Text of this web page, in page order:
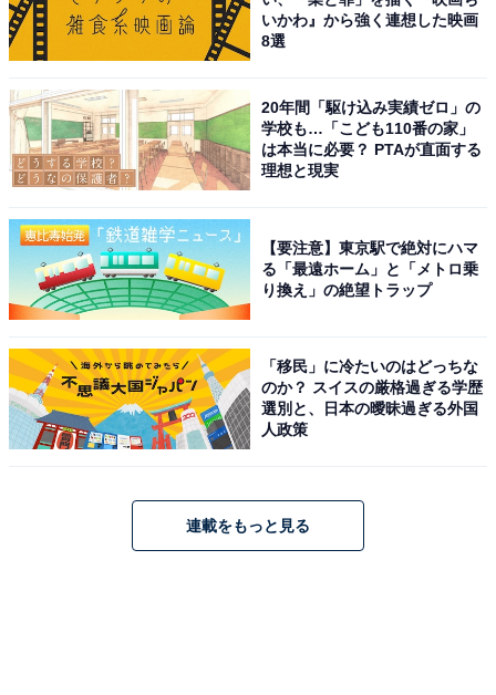
いかわ』から強く連想した映画
8選
20年間「駆け込み実績ゼロ」の
学校も…「こども110番の家」
は本当に必要？ PTAが直面する
理想と現実
【要注意】東京駅で絶対にハマ
る「最遠ホーム」と「メトロ乗
り換え」の絶望トラップ
「移民」に冷たいのはどっちな
のか？ スイスの厳格過ぎる学歴
選別と、日本の曖昧過ぎる外国
人政策
連載をもっと見る